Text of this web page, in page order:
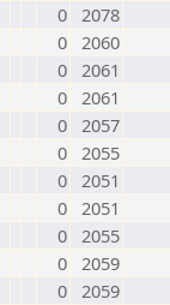
0 2078
0 2060
0 2061
0 2061
0 2057
0 2055
0 2051
0 2051
0 2055
0 2059
0 2059